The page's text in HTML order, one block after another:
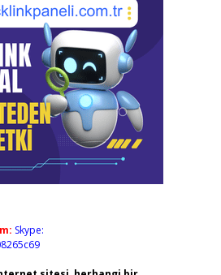
Skype: